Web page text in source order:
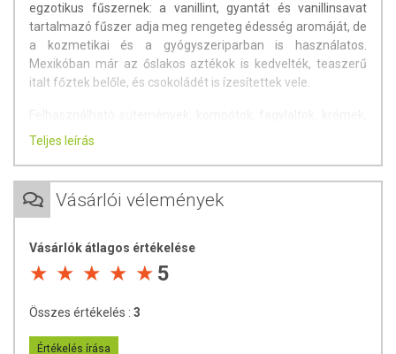
egzotikus fűszernek: a vanillint, gyantát és vanillinsavat
tartalmazó fűszer adja meg rengeteg édesség aromáját, de
a kozmetikai és a gyógyszeriparban is használatos.
Mexikóban már az őslakos aztékok is kedvelték, teaszerű
italt főztek belőle, és csokoládét is ízesítettek vele.
valamint általánosan édes ételek, likőrök, édes levesek és
mártások ízesítésére. Íze, ellentétben sok más fűszerrel,
nem csökken a főzés során, így együtt főzhető az ételekkel.
Teljesen ártalmatlan fűszernek számít, ezért gyomor-, epe-
és veseproblémákkal küzdők is bátran használhatják.
Származási hely: Uganda
Teljes leírás
Vásárlói vélemények
Vásárlók átlagos értékelése
5
Összes értékelés : 3
Értékelés írása